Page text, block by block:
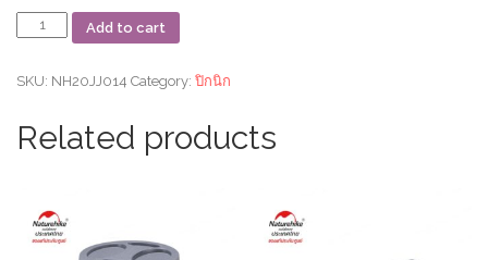
แบบ
ได้
งค์
stool
quantity
Add to cart
SKU: NH20JJ014 Category: ปิกนิก
Related products